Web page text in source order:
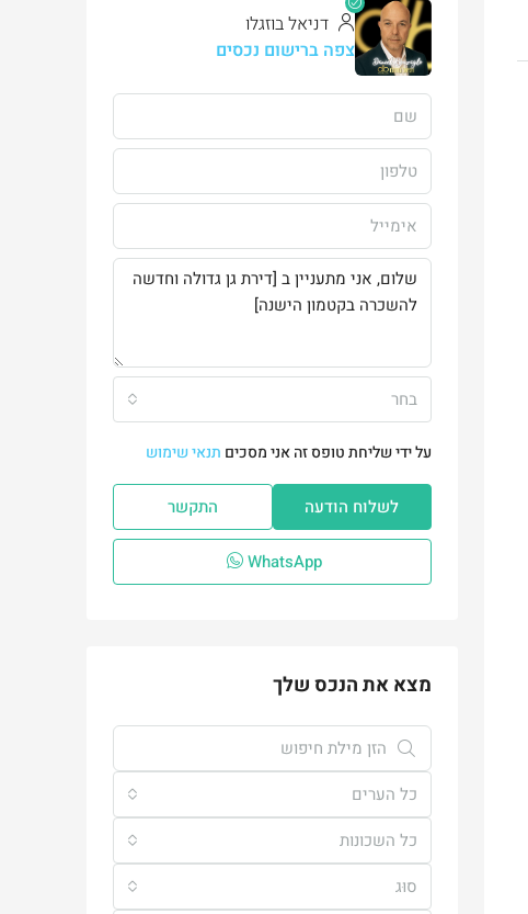
דניאל בוזגלו
צפה ברישום נכסים
בחר
על ידי שליחת טופס זה אני מסכים תנאי שימוש
לשלוח הודעה התקשר
WhatsApp
מצא את הנכס שלך
כל הערים
כל השכונות
סוּג